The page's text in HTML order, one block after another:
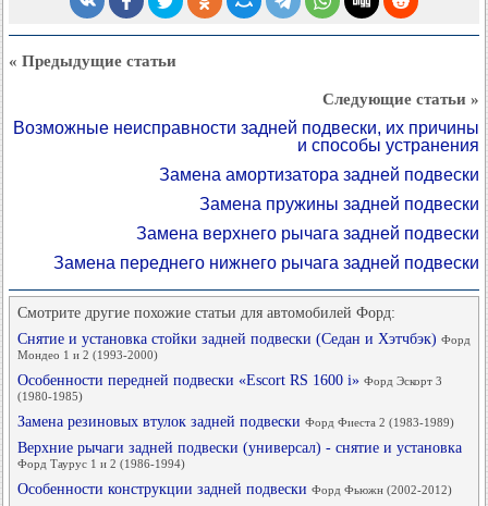
« Предыдущие статьи
Следующие статьи »
Возможные неисправности задней подвески, их причины
и способы устранения
Замена амортизатора задней подвески
Замена пружины задней подвески
Замена верхнего рычага задней подвески
Замена переднего нижнего рычага задней подвески
Смотрите другие похожие статьи для автомобилей Форд:
Снятие и установка стойки задней подвески (Седан и Хэтчбэк) Форд
Мондео 1 и 2 (1993-2000)
Особенности передней подвески «Escort RS 1600 i» Форд Эскорт 3
(1980-1985)
Замена резиновых втулок задней подвески Форд Фиеста 2 (1983-1989)
Верхние рычаги задней подвески (универсал) - снятие и установка
Форд Таурус 1 и 2 (1986-1994)
Особенности конструкции задней подвески Форд Фьюжн (2002-2012)